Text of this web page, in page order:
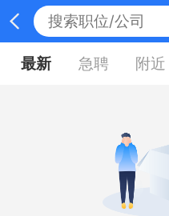
最新 急聘 附近